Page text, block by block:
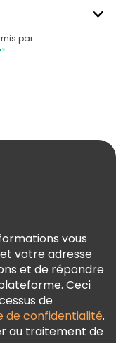
par
vous
votre adresse
et de répondre
Ceci
de
de confidentialité.
au traitement de